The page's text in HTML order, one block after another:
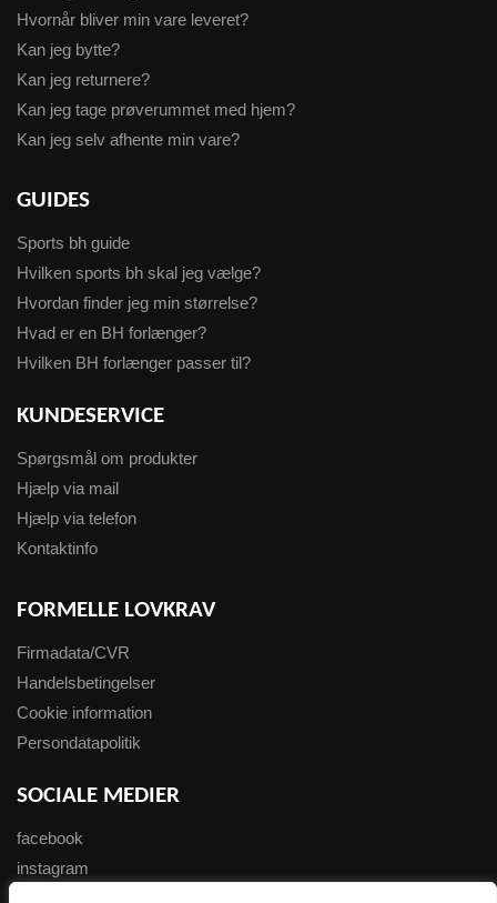
Hvornår bliver min vare leveret?
Kan jeg bytte?
Kan jeg returnere?
Kan jeg tage prøverummet med hjem?
Kan jeg selv afhente min vare?
GUIDES
Sports bh guide
Hvilken sports bh skal jeg vælge?
Hvordan finder jeg min størrelse?
Hvad er en BH forlænger?
Hvilken BH forlænger passer til?
KUNDESERVICE
Spørgsmål om produkter
Hjælp via mail
Hjælp via telefon
Kontaktinfo
FORMELLE LOVKRAV
Firmadata/CVR
Handelsbetingelser
Cookie information
Persondatapolitik
SOCIALE MEDIER
facebook
instagram